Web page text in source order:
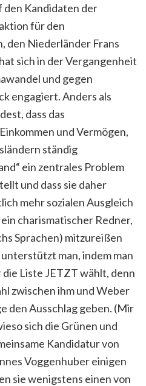
den Kandidaten der
für den
den Niederländer Frans
sich in der Vergangenheit
und gegen
engagiert. Anders als
dass das
und Vermögen,
ständig
ein zentrales Problem
und dass sie daher
mehr sozialen Ausgleich
charismatischer Redner,
Sprachen) mitzureißen
man, indem man
die Liste JETZT wählt, denn
zwischen ihm und Weber
den Ausschlag geben. (Mir
sich die Grünen und
Kandidatur von
Voggenhuber einigen
sie wenigstens einen von